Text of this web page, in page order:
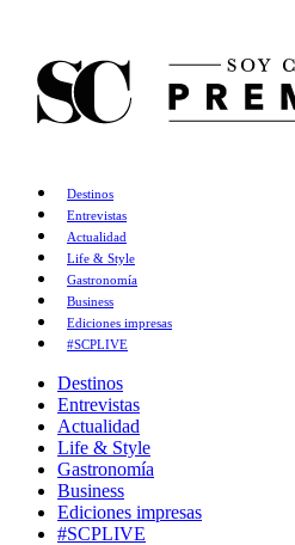
Destinos
Entrevistas
Actualidad
Life & Style
Gastronomía
Business
Ediciones impresas
#SCPLIVE
Destinos
Entrevistas
Actualidad
Life & Style
Gastronomía
Business
Ediciones impresas
#SCPLIVE